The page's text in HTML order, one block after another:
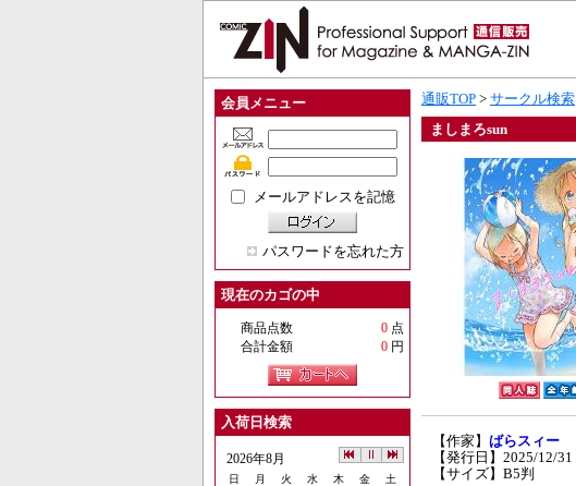
会員メニュー
メールアドレスを記憶
パスワードを忘れた方
現在のカゴの中
商品点数 0 点
合計金額
0 円
入荷日検索
2026年8月
日 月 火 水 木 金 土
通販TOP > サークル検索
ましまろsun
【作家】 ばらスィー
【発行日】2025/12/31
【サイズ】B5判